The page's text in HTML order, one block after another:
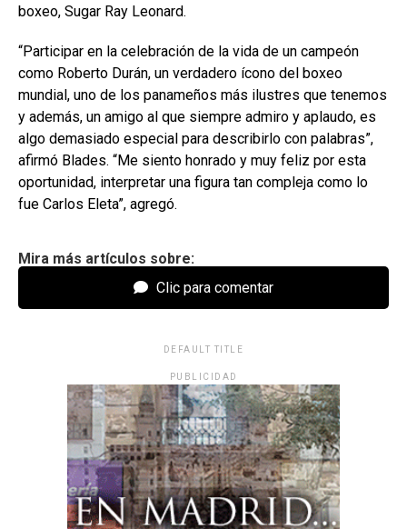
boxeo, Sugar Ray Leonard.
“Participar en la celebración de la vida de un campeón
como Roberto Durán, un verdadero ícono del boxeo
mundial, uno de los panameños más ilustres que tenemos
y además, un amigo al que siempre admiro y aplaudo, es
algo demasiado especial para describirlo con palabras”,
afirmó Blades. “Me siento honrado y muy feliz por esta
oportunidad, interpretar una figura tan compleja como lo
fue Carlos Eleta”, agregó.
Mira más artículos sobre:
Clic para comentar
DEFAULT TITLE
PUBLICIDAD